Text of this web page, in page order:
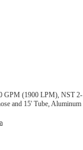
GPM (1900 LPM), NST 2-
and 15' Tube, Aluminum